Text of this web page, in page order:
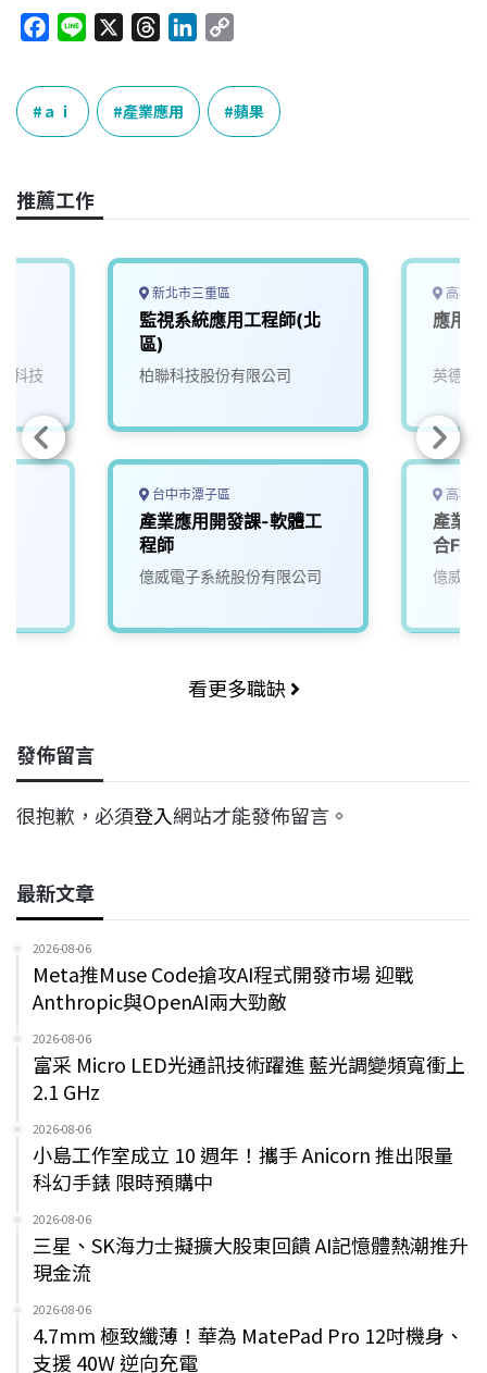
c
e
b
o
k
e
r
e
a
k
n
p
y
L
k
ａｉ 產業應用 蘋果
推薦工作
科技
新北市三重區
監視系統應用工程師(北
區)
柏聯科技股份有限公司
台中市潭子區
產業應用開發課-軟體工
程師
億威電子系統股份有限公司
高雄
應用
英德睿
高雄
產業
合
億威電
看更多職缺
發佈留言
很抱歉，必須登入網站才能發佈留言。
最新文章
2026-08-06
Meta推Muse Code搶攻AI程式開發市場 迎戰
Anthropic與OpenAI兩大勁敵
2026-08-06
富采 Micro LED光通訊技術躍進 藍光調變頻寬衝上
2.1 GHz
2026-08-06
小島工作室成立 10 週年！攜手 Anicorn 推出限量
科幻手錶 限時預購中
2026-08-06
三星、SK海力士擬擴大股東回饋 AI記憶體熱潮推升
現金流
2026-08-06
4.7mm 極致纖薄！華為 MatePad Pro 12吋機身、
支援 40W 逆向充電